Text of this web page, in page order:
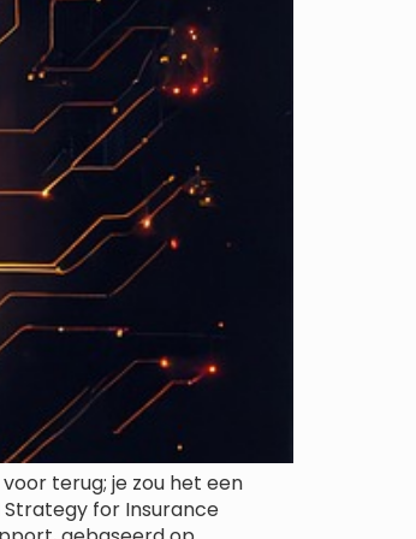
terug; je zou het een
Strategy for Insurance